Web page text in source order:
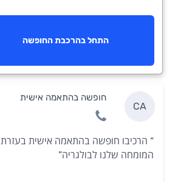
התחל בהרכבת החופשה
CA
חופשה בהתאמה אישית
“ הרכיבו חופשה בהתאמה אישית בעזרת
המומחה שלנו לבולגריה”